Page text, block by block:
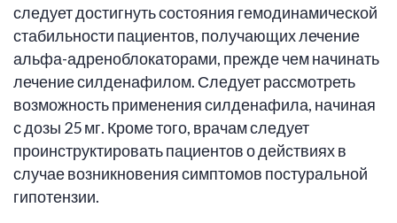
следует достигнуть состояния гемодинамической
стабильности пациентов, получающих лечение
альфа-адреноблокаторами, прежде чем начинать
лечение силденафилом. Следует рассмотреть
возможность применения силденафила, начиная
с дозы 25 мг. Кроме того, врачам следует
проинструктировать пациентов о действиях в
случае возникновения симптомов постуральной
гипотензии.